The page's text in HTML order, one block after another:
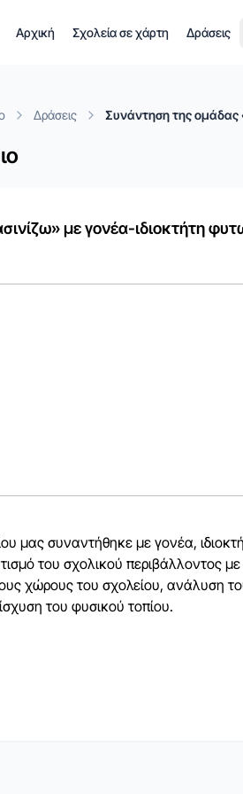
Αρχική Σχολεία σε χάρτη Δράσεις
Δράσεις Συνάντηση της ομάδας
με γονέα-ιδιοκτήτη
μας συναντήθηκε με γονέα,
του σχολικού περιβάλλοντος
χώρους του σχολείου, ανάλυση
του φυσικού τοπίου.